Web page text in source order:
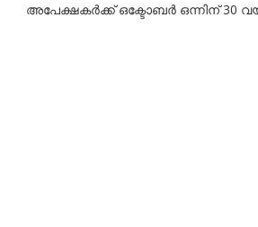
അപേക്ഷകർക്ക് ഒക്ടോബർ ഒന്നിന് 30